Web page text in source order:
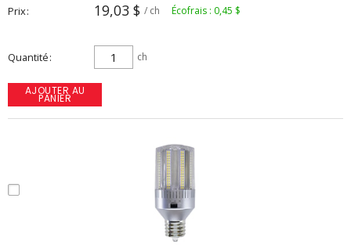
Prix 19,03 $ / ch Écofrais : 0,45 $
Quantité ch
AJOUTER AU
PANIER